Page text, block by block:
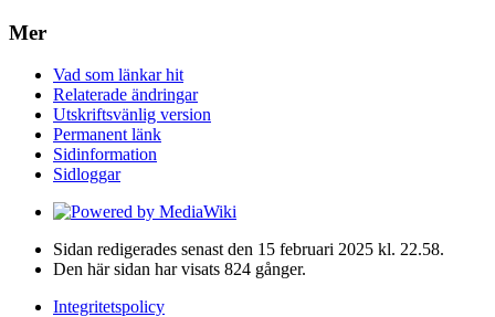
Mer
Vad som länkar hit
Relaterade ändringar
Utskriftsvänlig version
Permanent länk
Sidinformation
Sidloggar
Sidan redigerades senast den 15 februari 2025 kl. 22.58.
Den här sidan har visats 824 gånger.
Integritetspolicy